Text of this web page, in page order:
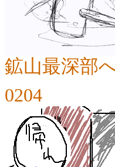
鉱山最深部
0204